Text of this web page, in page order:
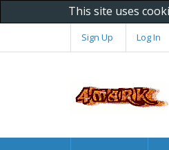
This site uses
Sign Up Log In